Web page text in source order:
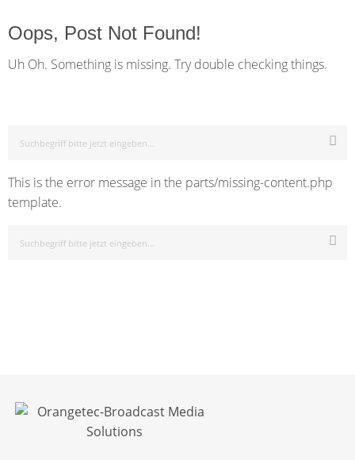
Oops, Post Not Found!
Uh Oh. Something is missing. Try double checking things.
This is the error message in the parts/missing-content.php
template.